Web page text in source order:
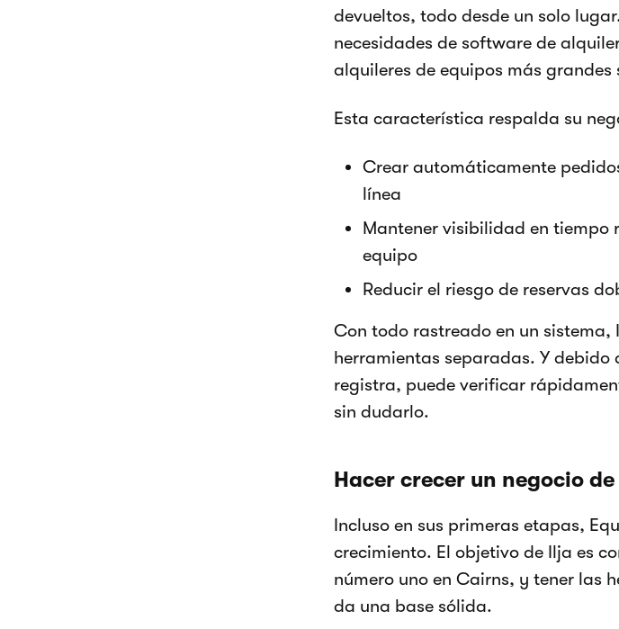
devueltos, todo desde un solo
necesidades de software de
alquileres de equipos más
Esta característica respalda su
Crear automáticamente
línea
Mantener visibilidad en tiempo
equipo
Reducir el riesgo de reservas
Con todo rastreado en un
herramientas separadas. Y
registra, puede verificar
sin dudarlo.
Hacer crecer un negocio
Incluso en sus primeras etapas,
crecimiento. El objetivo de Ilja es
número uno en Cairns, y tener las
da una base sólida.